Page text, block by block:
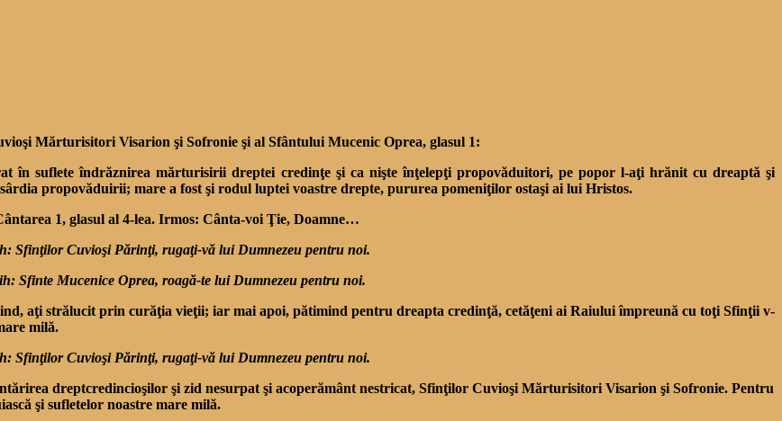
Mărturisitori Visarion şi Sofronie şi al Sfântului Mucenic Oprea, glasul 1:
în suflete îndrăznirea mărturisirii dreptei credinţe şi ca nişte înţelepţi propovăduitori, pe popor l-aţi hrănit cu dreaptă şi
propovăduirii; mare a fost şi rodul luptei voastre drep­te, pururea pomeniţilor ostaşi ai lui Hristos.
1, glasul al 4-lea. Irmos: Cânta-voi Ţie, Doamne…
Sfinţilor Cuvioşi Părinţi, rugaţi-vă lui Dumnezeu pentru noi.
Sfinte Mucenice Oprea, roagă-te lui Dumnezeu pentru noi.
aţi strălucit prin curăţia vieţii; iar mai apoi, pătimind pentru dreapta credinţă, cetăţeni ai Raiului împreună cu toţi Sfinţii v-
milă.
Sfinţilor Cuvioşi Părinţi, rugaţi-vă lui Dumnezeu pentru noi.
dreptcredincioşilor şi zid nesurpat şi acoperământ nestricat, Sfinţilor Cuvioşi Mărturisitori Visarion şi Sofronie. Pentru
şi sufletelor noastre mare milă.